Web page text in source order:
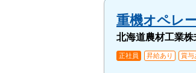
重機オペレ
北海道農材工業株
正社員 昇給あり 賞与